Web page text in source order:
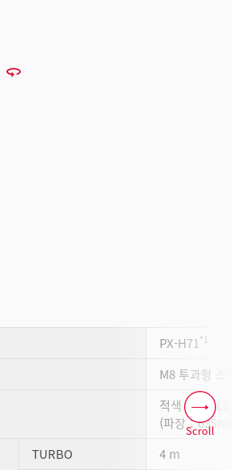
PX-H71 *1
M8 투과형 스
적색 4원소
(파장：
TURBO
4 m
Scroll